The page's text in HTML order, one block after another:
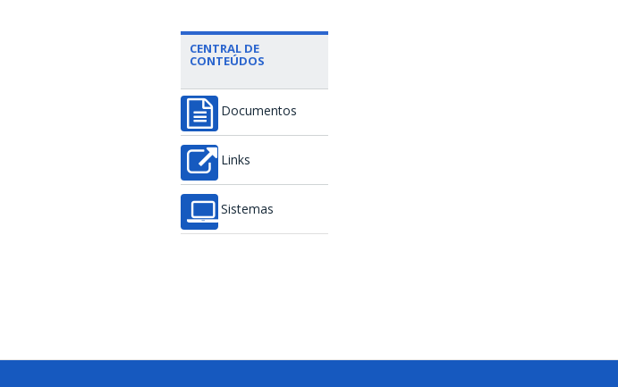
CENTRAL DE
CONTEÚDOS
Documentos
Links
Sistemas